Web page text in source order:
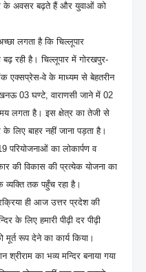
के अवसर बढ़ते हैं और युवाओं को
लगता है कि चिल्लूपार
रही है। चिल्लूपार में गोरखपुर-
एक्सप्रेस-वे के माध्यम से बेहतरीन
03 घण्टे, वाराणसी जाने में 02
लगता है। इस क्षेत्र का तेजी से
लिए बाहर नहीं जाना पड़ता है।
का लोकार्पण व
की विकास की प्रत्येक योजना का
व्यक्ति तक पहुँच रहा है।
ही आज उत्तर प्रदेश की
के लिए हमारी पीढ़ी दर पीढ़ी
रूप देने का कार्य किया।
का भव्य मन्दिर बनाया गया